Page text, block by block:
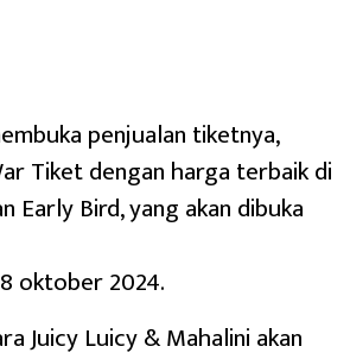
penjualan tiketnya,
Tiket dengan harga terbaik di
Early Bird, yang akan dibuka
oktober 2024.
Juicy Luicy & Mahalini akan